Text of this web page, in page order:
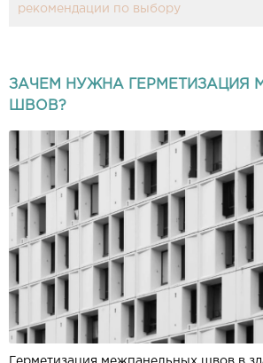
рекомендации по выбору
ЗАЧЕМ НУЖНА ГЕРМЕТИЗАЦИЯ
ШВОВ?